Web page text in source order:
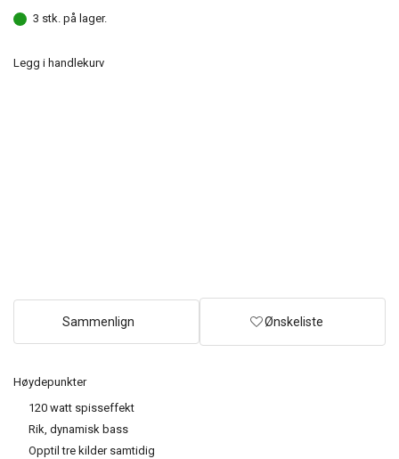
Høydepunkter
120 watt spisseffekt
Rik, dynamisk bass
Opptil tre kilder samtidig
3 stk. på lager.
Legg i handlekurv
Sammenlign Ønskeliste